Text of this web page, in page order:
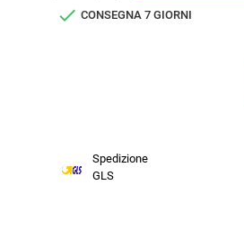
 CONSEGNA 7 GIORNI
Spedizione
GLS